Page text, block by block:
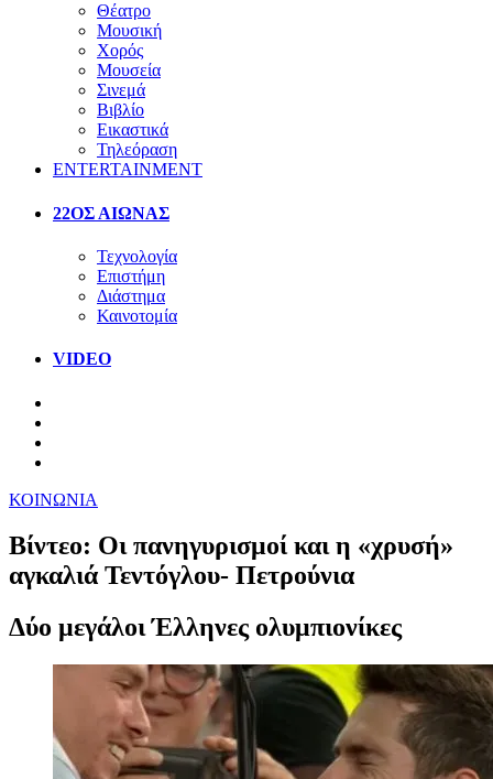
Θέατρο
Μουσική
Χορός
Μουσεία
Σινεμά
Βιβλίο
Εικαστικά
Τηλεόραση
ENTERTAINMENT
22ΟΣ ΑΙΩΝΑΣ
Τεχνολογία
Επιστήμη
Διάστημα
Καινοτομία
VIDEO
ΚΟΙΝΩΝΙΑ
Βίντεο: Οι πανηγυρισμοί και η «χρυσή»
αγκαλιά Τεντόγλου- Πετρούνια
Δύο μεγάλοι Έλληνες ολυμπιονίκες